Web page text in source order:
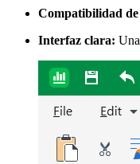
Compatibilidad
Interfaz clara: